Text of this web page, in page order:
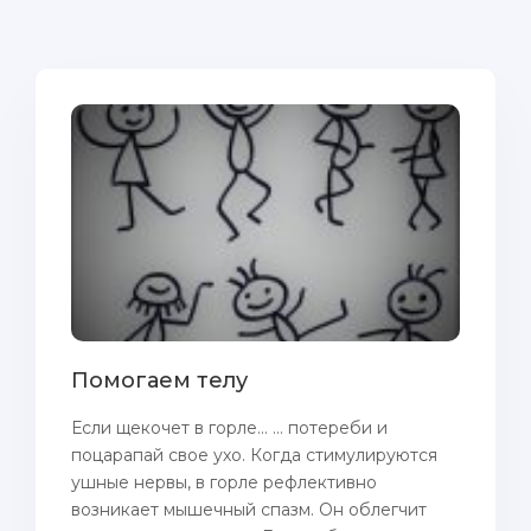
Помогаем телу
Если щекочет в горле… … потереби и
поцарапай свое ухо. Когда стимулируются
ушные нервы, в горле рефлективно
возникает мышечный спазм. Он облегчит